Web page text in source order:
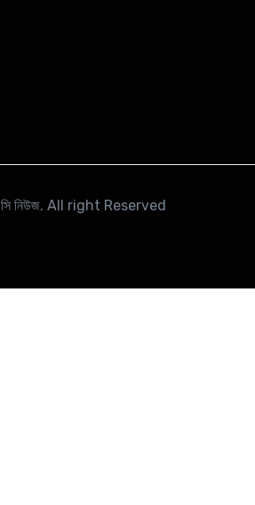
সি নিউজ. All right Reserved